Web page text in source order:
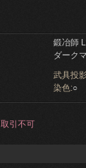
鍛冶師
ダーク
武具投
染色:○
引不可